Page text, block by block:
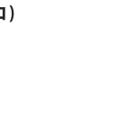
マップ
)